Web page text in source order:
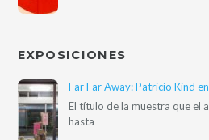
EXPOSICIONES
Far Far Away: Patricio Kind
El título de la muestra que el
hasta